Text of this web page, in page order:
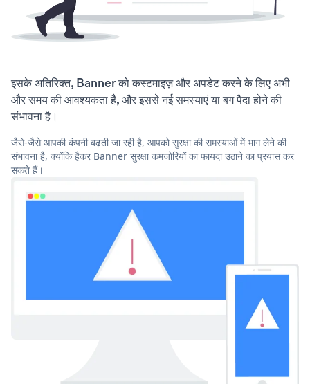
इसके अतिरिक्त, Banner को कस्टमाइज़ और अपडेट करने के लिए अभी
और समय की आवश्यकता है, और इससे नई समस्याएं या बग पैदा होने की
संभावना है।
जैसे-जैसे आपकी कंपनी बढ़ती जा रही है, आपको सुरक्षा की समस्याओं में भाग लेने की
संभावना है, क्योंकि हैकर Banner सुरक्षा कमजोरियों का फायदा उठाने का प्रयास कर
सकते हैं।